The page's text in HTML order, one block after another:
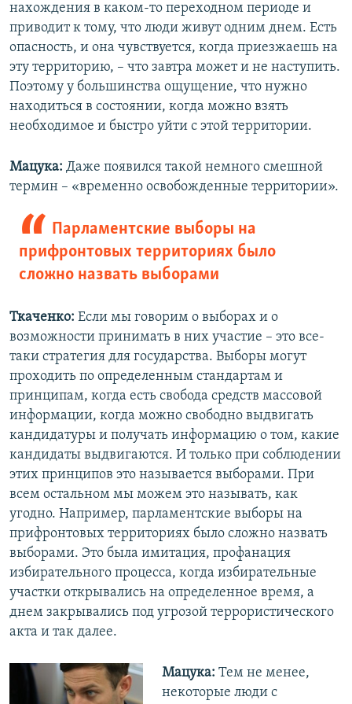
нахождения в каком-то переходном периоде и
приводит к тому, что люди живут одним днем. Есть
опасность, и она чувствуется, когда приезжаешь на
эту территорию, – что завтра может и не наступить.
Поэтому у большинства ощущение, что нужно
находиться в состоянии, когда можно взять
необходимое и быстро уйти с этой территории.
Мацука: Даже появился такой немного смешной
термин – «временно освобожденные территории».
Парламентские выборы на
прифронтовых территориях было
сложно назвать выборами
Ткаченко: Если мы говорим о выборах и о
возможности принимать в них участие – это все-
таки стратегия для государства. Выборы могут
проходить по определенным стандартам и
принципам, когда есть свобода средств массовой
информации, когда можно свободно выдвигать
кандидатуры и получать информацию о том, какие
кандидаты выдвигаются. И только при соблюдении
этих принципов это называется выборами. При
всем остальном мы можем это называть, как
угодно. Например, парламентские выборы на
прифронтовых территориях было сложно назвать
выборами. Это была имитация, профанация
избирательного процесса, когда избирательные
участки открывались на определенное время, а
днем закрывались под угрозой террористического
акта и так далее.
Мацука: Тем не менее,
некоторые люди с